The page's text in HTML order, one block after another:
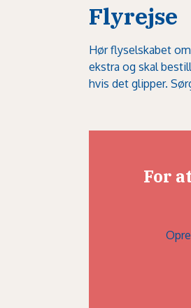
Flyrejse
Hør flyselskabet
ekstra og skal
hvis det glipper.
For